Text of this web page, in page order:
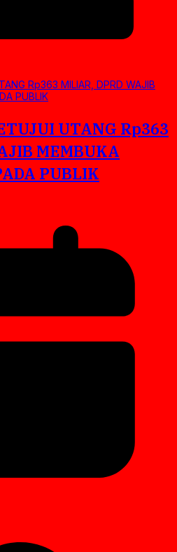
UTANG Rp363
MEMBUKA
PUBLIK